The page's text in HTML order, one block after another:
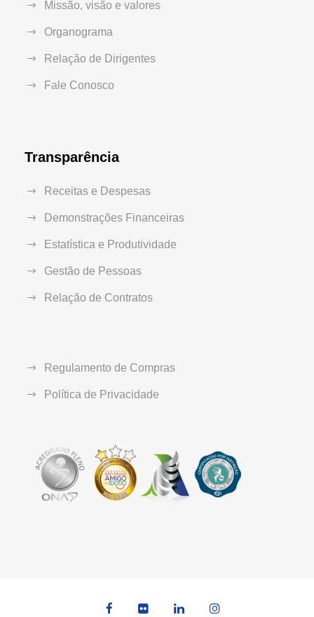
Missão, visão e valores
Organograma
Relação de Dirigentes
Fale Conosco
Transparência
Receitas e Despesas
Demonstrações Financeiras
Estatística e Produtividade
Gestão de Pessoas
Relação de Contratos
Regulamento de Compras
Política de Privacidade